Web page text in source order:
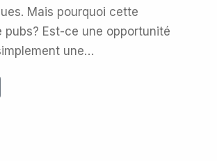
Mais pourquoi cette
pubs? Est-ce une opportunité
une…